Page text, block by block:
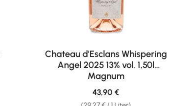
Chateau d'Esclans Whispering
Angel 2025 13% vol. 1,50l
Magnum
Regulärer Preis:
43,90 €